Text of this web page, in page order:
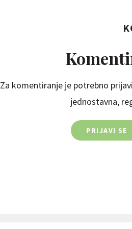
Za komentiranje je potrebno
jednostavna,
PRIJAVI SE